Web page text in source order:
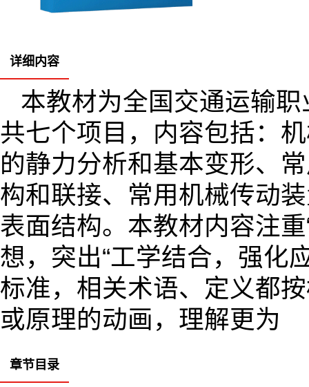
详细内容
本教材为全国交通运输
共七个项目，内容包括：
的静力分析和基本变形、
构和联接、常用机械传动
表面结构。本教材内容注
想，突出“工学结合，强化
标准，相关术语、定义都
或原理的动画，理解更为
章节目录